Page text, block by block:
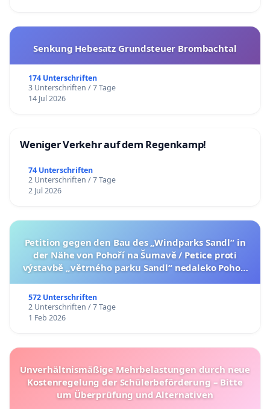
Senkung Hebesatz Grundsteuer Brombachtal
174 Unterschriften
3 Unterschriften / 7 Tage
14 Jul 2026
Weniger Verkehr auf dem Regenkamp!
74 Unterschriften
2 Unterschriften / 7 Tage
2 Jul 2026
Petition gegen den Bau des „Windparks Sandl“ in
der Nähe von Pohoří na Šumavě / Petice proti
výstavbě „větrného parku Sandl“ nedaleko Pohoří
572 Unterschriften
2 Unterschriften / 7 Tage
1 Feb 2026
Unverhältnismäßige Mehrbelastungen durch neue
Kostenregelung der Schülerbeförderung – Bitte
um Überprüfung und Alternativen